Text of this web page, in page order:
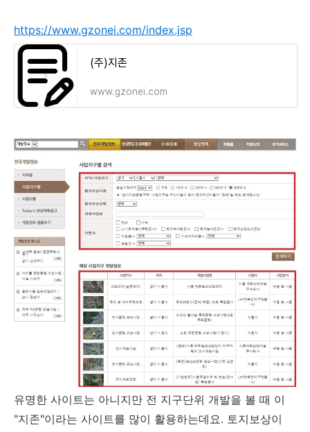
https://www.gzonei.com/index.jsp
(주)지존
www.gzonei.com
유명한 사이트는 아니지만 전 지구단위 개발을 볼 때 이
"지존"이라는 사이트를 많이 활용하는데요. 토지보상이